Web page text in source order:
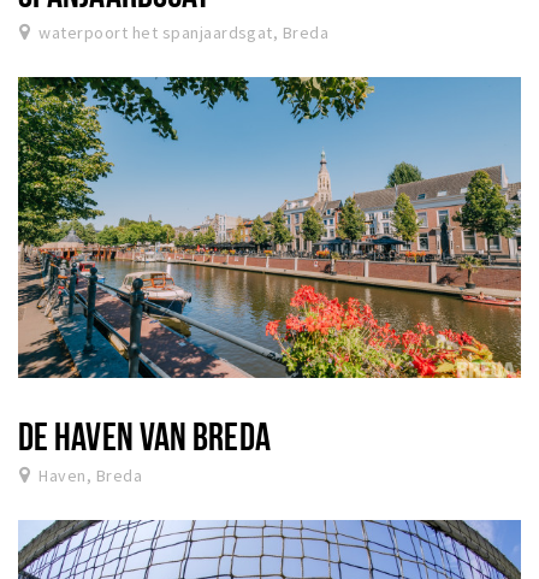
waterpoort het spanjaardsgat, Breda
DE HAVEN VAN BREDA
Haven, Breda